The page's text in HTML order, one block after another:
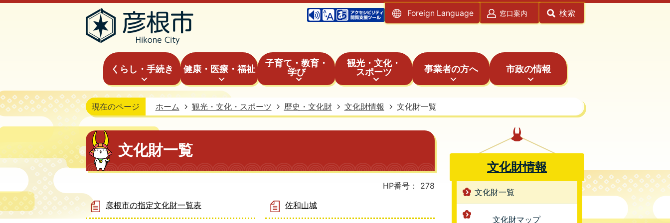
Foreign Language 窓口案内 検索
くらし・手続き 健康・医療・福祉
子育て・教育・
学び
観光・文化・
スポーツ
事業者の方へ 市政の情報
現在のページ ホーム 観光・文化・スポーツ 歴史・文化財 文化財情報 文化財一覧
文化財一覧
HP番号：
278
彦根市の指定文化財一覧表
佐和山城
文化財情報
文化財一覧
文化財マップ